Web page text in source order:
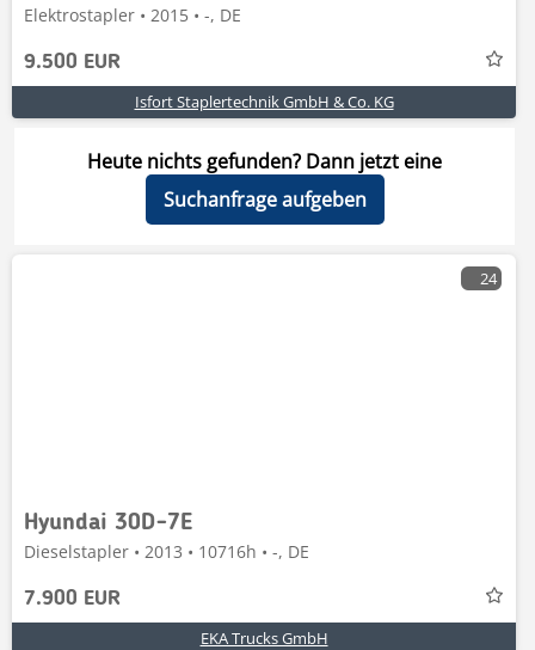
Elektrostapler • 2015 • -, DE
9.500 EUR
Isfort Staplertechnik GmbH & Co. KG
Heute nichts gefunden? Dann jetzt eine
Suchanfrage aufgeben
24
Hyundai 30D-7E
Dieselstapler • 2013 • 10716h • -, DE
7.900 EUR
EKA Trucks GmbH